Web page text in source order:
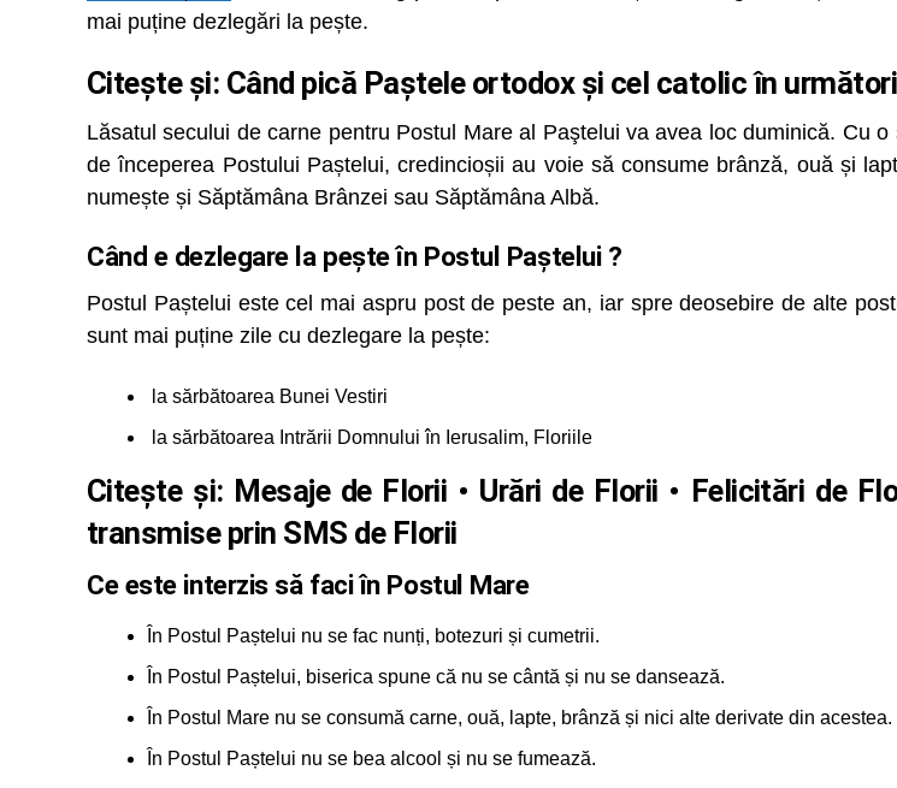
mai puține dezlegări la pește.
Citește și: Când pică Paștele ortodox și cel catolic în
Lăsatul secului de carne pentru Postul Mare al Paştelui va avea loc duminică. Cu
de începerea Postului Paștelui, credincioșii au voie să consume brânză, ouă și
numește și Săptămâna Brânzei sau Săptămâna Albă.
Când e dezlegare la pește în Postul Paștelui ?
Postul Paștelui este cel mai aspru post de peste an, iar spre deosebire de alte
sunt mai puține zile cu dezlegare la pește:
la sărbătoarea Bunei Vestiri
la sărbătoarea Intrării Domnului în Ierusalim, Floriile
Citește și: Mesaje de Florii • Urări de Florii • Felicitări de
transmise prin SMS de Florii
Ce este interzis să faci în Postul Mare
În Postul Paștelui nu se fac nunți, botezuri și cumetrii.
În Postul Paștelui, biserica spune că nu se cântă și nu se dansează.
În Postul Mare nu se consumă carne, ouă, lapte, brânză și nici alte derivate din acestea.
În Postul Paștelui nu se bea alcool și nu se fumează.